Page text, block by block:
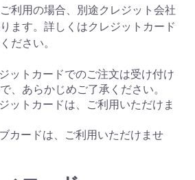
利用の場合、別途クレジット会社
ます。詳しくはクレジットカード
ださい。
ットカードでのご注文は受け付け
、あらかじめご了承ください。
ットカードは、ご利用いただけま
カードは、ご利用いただけませ